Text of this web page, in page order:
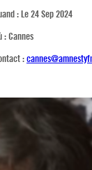
:Le 24 Sep 2024
:Cannes
: